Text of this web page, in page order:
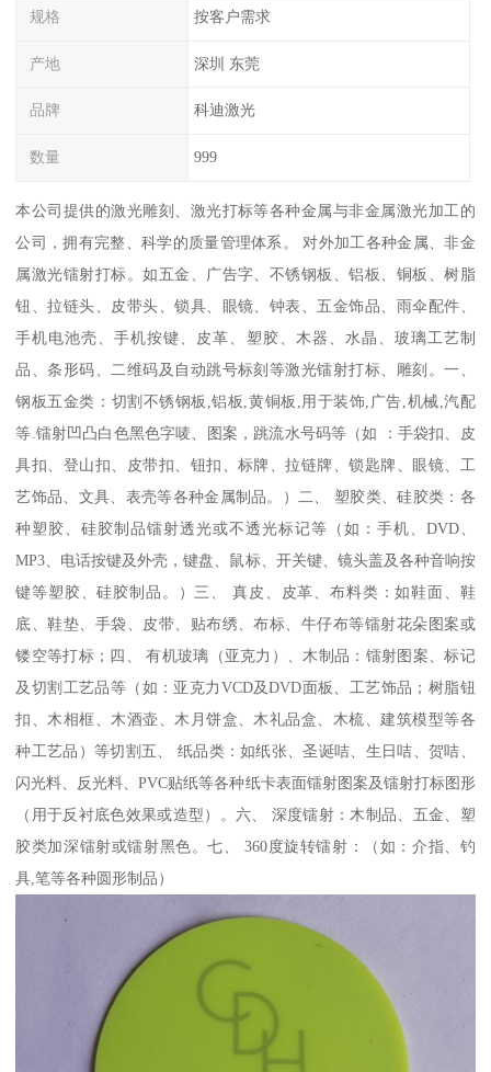
规格 按客户需求
产地 深圳 东莞
品牌 科迪激光
数量 999
本公司提供的激光雕刻、激光打标等各种金属与非金属激光加工的
公司，拥有完整、科学的质量管理体系。 对外加工各种金属、非金
属激光镭射打标。如五金、广告字、不锈钢板、铝板、铜板、树脂
钮、拉链头、皮带头、锁具、眼镜、钟表、五金饰品、雨伞配件、
手机电池壳、手机按键、皮革、塑胶、木器、水晶、玻璃工艺制
品、条形码、二维码及自动跳号标刻等激光镭射打标、雕刻。一、
钢板五金类：切割不锈钢板,铝板,黄铜板,用于装饰,广告,机械,汽配
等.镭射凹凸白色黑色字唛、图案，跳流水号码等（如 ：手袋扣、皮
具扣、登山扣、皮带扣、钮扣、标牌、拉链牌、锁匙牌、眼镜、工
艺饰品、文具、表壳等各种金属制品。）二、 塑胶类、硅胶类：各
种塑胶、硅胶制品镭射透光或不透光标记等（如：手机、DVD、
MP3、电话按键及外壳，键盘、鼠标、开关键、镜头盖及各种音响按
键等塑胶、硅胶制品。）三、 真皮、皮革、布料类：如鞋面、鞋
底、鞋垫、手袋、皮带、贴布绣、布标、牛仔布等镭射花朵图案或
镂空等打标；四、 有机玻璃（亚克力）、木制品：镭射图案、标记
及切割工艺品等（如：亚克力VCD及DVD面板、工艺饰品；树脂钮
扣、木相框、木酒壶、木月饼盒、木礼品盒、木梳、建筑模型等各
种工艺品）等切割五、 纸品类：如纸张、圣诞咭、生日咭、贺咭、
闪光料、反光料、PVC贴纸等各种纸卡表面镭射图案及镭射打标图形
（用于反衬底色效果或造型）。六、 深度镭射：木制品、五金、塑
胶类加深镭射或镭射黑色。七、 360度旋转镭射：（如：介指、钓
具,笔等各种圆形制品）